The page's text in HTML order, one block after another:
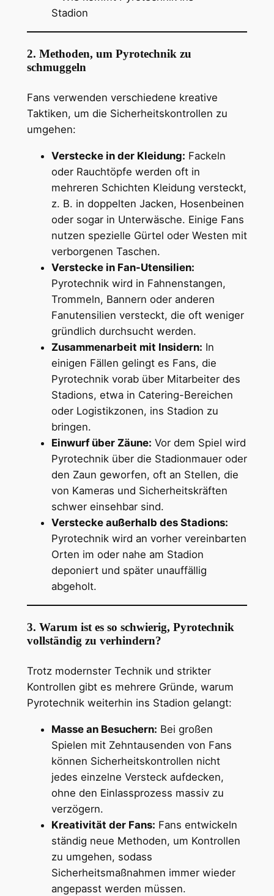
2. Methoden, um Pyrotechnik zu
schmuggeln
Fans verwenden verschiedene kreative
Taktiken, um die Sicherheitskontrollen zu
umgehen:
Verstecke in der Kleidung: Fackeln
oder Rauchtöpfe werden oft in
mehreren Schichten Kleidung versteckt,
z. B. in doppelten Jacken, Hosenbeinen
oder sogar in Unterwäsche. Einige Fans
nutzen spezielle Gürtel oder Westen mit
verborgenen Taschen.
Verstecke in Fan-Utensilien:
Pyrotechnik wird in Fahnenstangen,
Trommeln, Bannern oder anderen
Fanutensilien versteckt, die oft weniger
gründlich durchsucht werden.
Zusammenarbeit mit Insidern: In
einigen Fällen gelingt es Fans, die
Pyrotechnik vorab über Mitarbeiter des
Stadions, etwa in Catering-Bereichen
oder Logistikzonen, ins Stadion zu
bringen.
Einwurf über Zäune: Vor dem Spiel wird
Pyrotechnik über die Stadionmauer oder
den Zaun geworfen, oft an Stellen, die
von Kameras und Sicherheitskräften
schwer einsehbar sind.
Verstecke außerhalb des Stadions:
Pyrotechnik wird an vorher vereinbarten
Orten im oder nahe am Stadion
deponiert und später unauffällig
abgeholt.
3. Warum ist es so schwierig, Pyrotechnik
vollständig zu verhindern?
Trotz modernster Technik und strikter
Kontrollen gibt es mehrere Gründe, warum
Pyrotechnik weiterhin ins Stadion gelangt:
Masse an Besuchern: Bei großen
Spielen mit Zehntausenden von Fans
können Sicherheitskontrollen nicht
jedes einzelne Versteck aufdecken,
ohne den Einlassprozess massiv zu
verzögern.
Kreativität der Fans: Fans entwickeln
ständig neue Methoden, um Kontrollen
zu umgehen, sodass
Sicherheitsmaßnahmen immer wieder
angepasst werden müssen.